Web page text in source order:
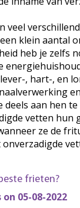
veel
klein aantal
heb je zelfs
, hart-, en
deels aan hen
vetten hun
ze de
frieten?
05-08-2022